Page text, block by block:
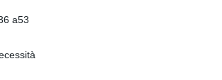
a53